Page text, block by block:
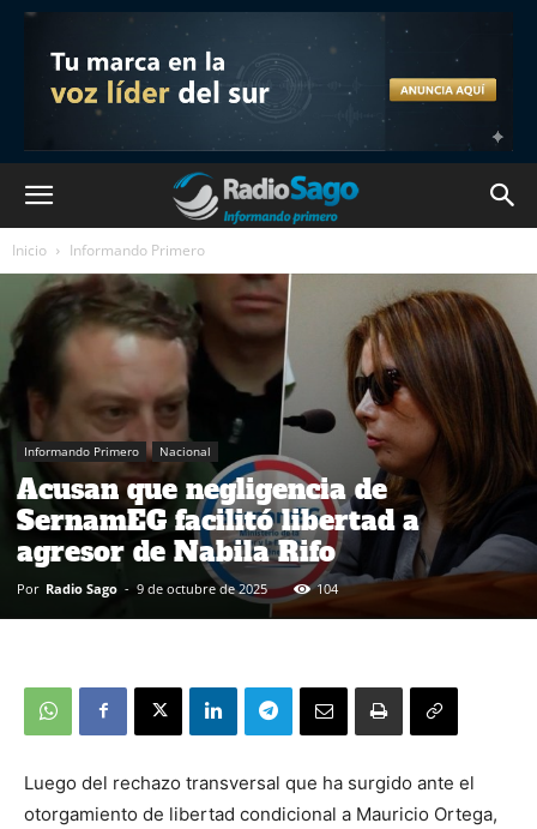
Inicio Informando Primero
Informando Primero Nacional
Acusan que negligencia de
SernamEG facilitó libertad a
agresor de Nabila Rifo
Por Radio Sago - 9 de octubre de 2025 104
Luego del rechazo transversal que ha surgido ante el
otorgamiento de libertad condicional a Mauricio Ortega,